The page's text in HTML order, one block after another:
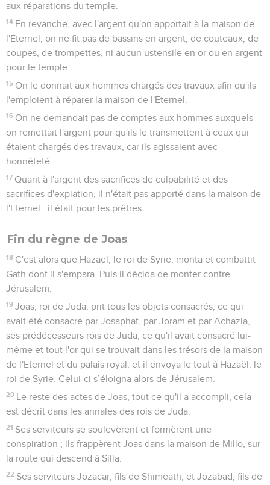
aux réparations du temple.
14 En revanche, avec l'argent qu'on apportait à la maison de
l'Eternel, on ne fit pas de bassins en argent, de couteaux, de
coupes, de trompettes, ni aucun ustensile en or ou en argent
pour le temple.
15 On le donnait aux hommes chargés des travaux afin qu'ils
l'emploient à réparer la maison de l'Eternel.
16 On ne demandait pas de comptes aux hommes auxquels
on remettait l'argent pour qu'ils le transmettent à ceux qui
étaient chargés des travaux, car ils agissaient avec
honnêteté.
17 Quant à l'argent des sacrifices de culpabilité et des
sacrifices d'expiation, il n'était pas apporté dans la maison de
l'Eternel : il était pour les prêtres.
Fin du règne de Joas
18 C'est alors que Hazaël, le roi de Syrie, monta et combattit
Gath dont il s'empara. Puis il décida de monter contre
Jérusalem.
19 Joas, roi de Juda, prit tous les objets consacrés, ce qui
avait été consacré par Josaphat, par Joram et par Achazia,
ses prédécesseurs rois de Juda, ce qu'il avait consacré lui-
même et tout l'or qui se trouvait dans les trésors de la maison
de l'Eternel et du palais royal, et il envoya le tout à Hazaël, le
roi de Syrie. Celui-ci s’éloigna alors de Jérusalem.
20 Le reste des actes de Joas, tout ce qu'il a accompli, cela
est décrit dans les annales des rois de Juda.
21 Ses serviteurs se soulevèrent et formèrent une
conspiration ; ils frappèrent Joas dans la maison de Millo, sur
la route qui descend à Silla.
22 Ses serviteurs Jozacar, fils de Shimeath, et Jozabad, fils de